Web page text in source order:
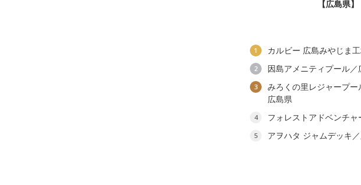
【広島県】
1 カルビー 広島みやじま
2 因島アメニティプール／
3
みろくの里レジャープ
広島県
4 フォレストアドベンチ
5
アヲハタ ジャムデッキ